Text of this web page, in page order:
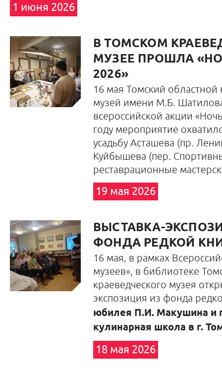
1 июня 2026
В ТОМСКОМ
МУЗЕЕ ПРОШЛА
2026»
16 мая Томский областной
музей имени М.Б.
всероссийской акции
году мероприятие
усадьбу Асташева (пр.
Куйбышева (пер.
реставрационные
19 мая 2026
ВЫСТАВКА-
ФОНДА РЕДКОЙ
16 мая, в рамках
музеев», в библиотеке
краеведческого музея
экспозиция из фонда
юбилея П.И. Макушина и
кулинарная школа в г.
18 мая 2026